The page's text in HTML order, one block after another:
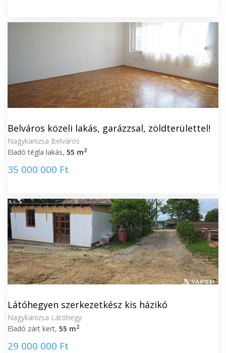
Belváros közeli lakás, garázzsal, zöldterülettel!
Nagykanizsa Belváros
Eladó tégla lakás, 55 m2
35 000 000 Ft
Látóhegyen szerkezetkész kis házikó
Nagykanizsa Látóhegy
Eladó zárt kert, 55 m2
29 000 000 Ft